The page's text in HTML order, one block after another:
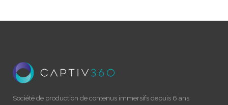
Société de production de contenus immersifs depuis 6 ans